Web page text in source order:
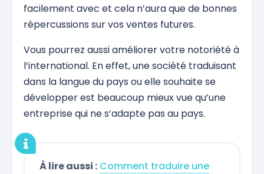
facilement avec et cela n’aura que de bonnes
répercussions sur vos ventes futures.
Vous pourrez aussi améliorer votre notoriété à
l’international. En effet, une société traduisant
dans la langue du pays ou elle souhaite se
développer est beaucoup mieux vue qu’une
entreprise qui ne s’adapte pas au pays.
À lire aussi : Comment traduire une